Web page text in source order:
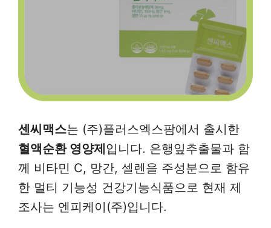
센씨맥스는 (주)플러스엑스팜에서 출시한
혈액순환 영양제입니다. 은행잎추출물과 함
께 비타민 C, 망간, 셀렌을 주성분으로 함유
한 멀티 기능성 건강기능식품으로 현재 제
조사는 엔피케이(주)입니다.